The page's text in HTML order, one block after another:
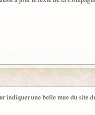
indiquer une belle mue du